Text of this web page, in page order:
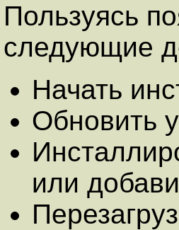
Пользуясь
следующие
Начать
Обновить
или